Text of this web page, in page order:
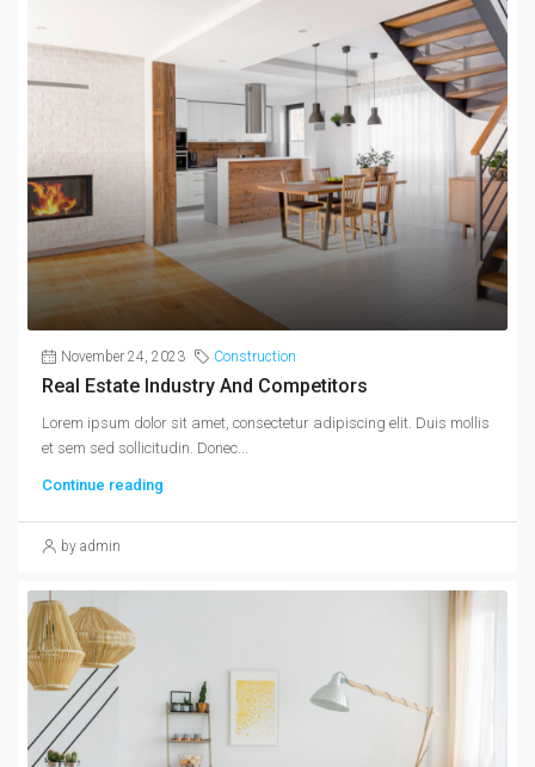
November 24, 2023 Construction
Real Estate Industry And Competitors
Lorem ipsum dolor sit amet, consectetur adipiscing elit. Duis mollis
et sem sed sollicitudin. Donec...
Continue reading
by admin